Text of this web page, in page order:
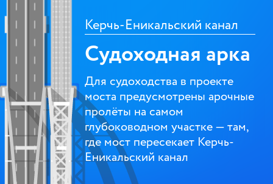
Керчь-Еникальский канал
Судоходная арка
Для судоходства в проекте
моста предусмотрены арочные
пролёты на самом
глубоководном участке — там,
где мост пересекает Керчь-
Еникальский канал